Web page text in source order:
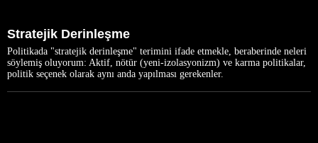
Stratejik Derinleşme
Politikada "stratejik derinleşme" terimini ifade etmekle, beraberinde neleri
söylemiş oluyorum: Aktif, nötür (yeni-izolasyonizm) ve karma politikalar,
politik seçenek olarak aynı anda yapılması gerekenler.